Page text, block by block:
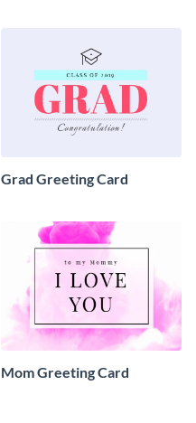
Grad Greeting Card
Mom Greeting Card